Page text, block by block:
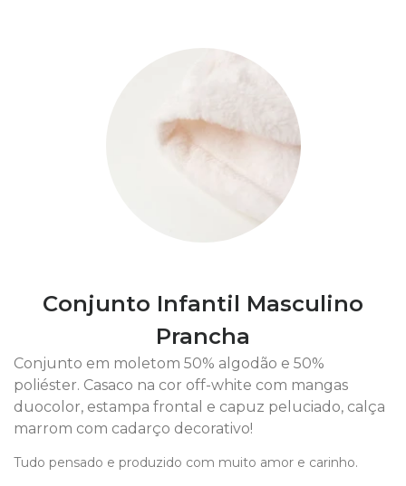
Conjunto Infantil Masculino
Prancha
Conjunto em moletom 50% algodão e 50%
poliéster. Casaco na cor off-white com mangas
duocolor, estampa frontal e capuz peluciado, calça
marrom com cadarço decorativo!
Tudo pensado e produzido com muito amor e carinho.